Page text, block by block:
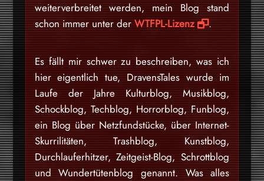
weiterverbreitet werden, mein Blog stand
schon immer unter der WTFPL-Lizenz .
Es fällt mir schwer zu beschreiben, was ich
hier eigentlich tue, DravensTales wurde im
Laufe der Jahre Kulturblog, Musikblog,
Schockblog, Techblog, Horrorblog, Funblog,
ein Blog über Netzfundstücke, über Internet-
Skurrilitäten, Trashblog, Kunstblog,
Durchlauferhitzer, Zeitgeist-Blog, Schrottblog
und Wundertütenblog genannt. Was alles